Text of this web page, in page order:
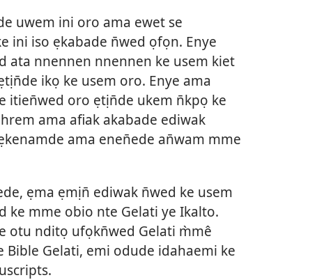
uwem ini oro ama ewet se
ini iso ẹkabade n̄wed ọfọn. Enye
ata nnennen nnennen ke usem kiet
ikọ ke usem oro. Enye ama
itien̄wed oro ẹtịn̄de ukem n̄kpọ ke
ama afiak akabade ediwak
ama enen̄ede an̄wam mme
ẹma ẹmịn̄ ediwak n̄wed ke usem
ke mme obio nte Gelati ye Ikalto.
otu nditọ ufọkn̄wed Gelati m̀mê
Gelati, emi odude idahaemi ke